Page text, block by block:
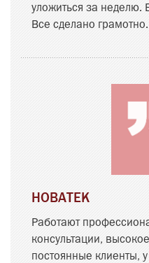
уложиться за неделю.
Все сделано
НОВАТЕК
Работают
консультации,
постоянные клиенты,